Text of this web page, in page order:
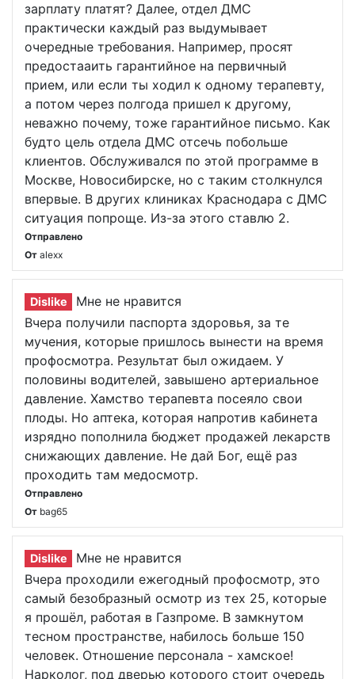
зарплату платят? Далее, отдел ДМС
практически каждый раз выдумывает
очередные требования. Например, просят
предостааить гарантийное на первичный
прием, или если ты ходил к одному терапевту,
а потом через полгода пришел к другому,
неважно почему, тоже гарантийное письмо. Как
будто цель отдела ДМС отсечь побольше
клиентов. Обслуживался по этой программе в
Москве, Новосибирске, но с таким столкнулся
впервые. В других клиниках Краснодара с ДМС
ситуация попроще. Из-за этого ставлю 2.
Отправлено
От alexx
Dislike
Мне не нравится
Вчера получили паспорта здоровья, за те
мучения, которые пришлось вынести на время
профосмотра. Результат был ожидаем. У
половины водителей, завышено артериальное
давление. Хамство терапевта посеяло свои
плоды. Но аптека, которая напротив кабинета
изрядно пополнила бюджет продажей лекарств
снижающих давление. Не дай Бог, ещё раз
проходить там медосмотр.
Отправлено
От bag65
Dislike
Мне не нравится
Вчера проходили ежегодный профосмотр, это
самый безобразный осмотр из тех 25, которые
я прошёл, работая в Газпроме. В замкнутом
тесном пространстве, набилось больше 150
человек. Отношение персонала - хамское!
Нарколог, под дверью которого стоит очередь